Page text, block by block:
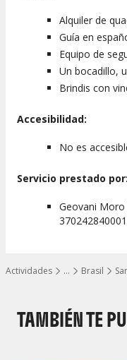
…
Mostrar todos
Actividades Brasil
Alquiler de
Guía en
Equipo de
Un bocadillo,
Brindis con
Accesibilidad:
No es
Servicio prestado por:
Geovani Moro
TAMBIÉN TE